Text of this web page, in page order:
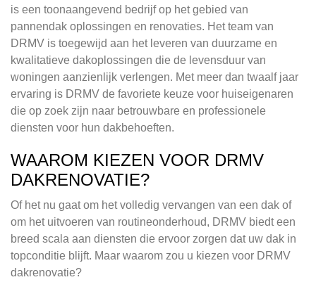
is een toonaangevend bedrijf op het gebied van
pannendak oplossingen en renovaties. Het team van
DRMV is toegewijd aan het leveren van duurzame en
kwalitatieve dakoplossingen die de levensduur van
woningen aanzienlijk verlengen. Met meer dan twaalf jaar
ervaring is DRMV de favoriete keuze voor huiseigenaren
die op zoek zijn naar betrouwbare en professionele
diensten voor hun dakbehoeften.
WAAROM KIEZEN VOOR DRMV
DAKRENOVATIE?
Of het nu gaat om het volledig vervangen van een dak of
om het uitvoeren van routineonderhoud, DRMV biedt een
breed scala aan diensten die ervoor zorgen dat uw dak in
topconditie blijft. Maar waarom zou u kiezen voor DRMV
dakrenovatie?